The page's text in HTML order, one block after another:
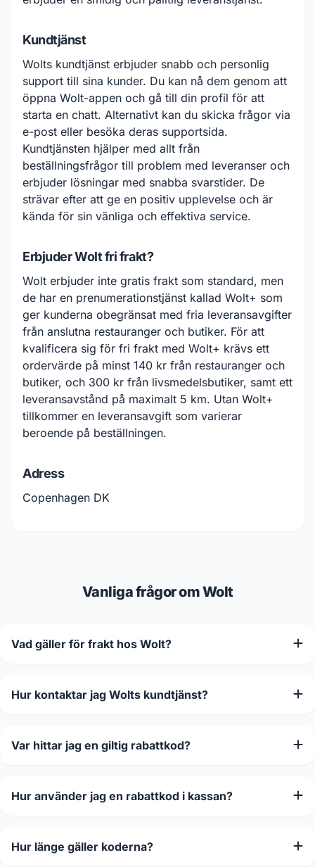
Kundtjänst
Wolts kundtjänst erbjuder snabb och personlig
support till sina kunder. Du kan nå dem genom att
öppna Wolt-appen och gå till din profil för att
starta en chatt. Alternativt kan du skicka frågor via
e-post eller besöka deras supportsida.
Kundtjänsten hjälper med allt från
beställningsfrågor till problem med leveranser och
erbjuder lösningar med snabba svarstider. De
strävar efter att ge en positiv upplevelse och är
kända för sin vänliga och effektiva service.
Erbjuder Wolt fri frakt?
Wolt erbjuder inte gratis frakt som standard, men
de har en prenumerationstjänst kallad Wolt+ som
ger kunderna obegränsat med fria leveransavgifter
från anslutna restauranger och butiker. För att
kvalificera sig för fri frakt med Wolt+ krävs ett
ordervärde på minst 140 kr från restauranger och
butiker, och 300 kr från livsmedelsbutiker, samt ett
leveransavstånd på maximalt 5 km. Utan Wolt+
tillkommer en leveransavgift som varierar
beroende på beställningen.
Adress
Copenhagen DK
Vanliga frågor om Wolt
Vad gäller för frakt hos Wolt?
Hur kontaktar jag Wolts kundtjänst?
Var hittar jag en giltig rabattkod?
Hur använder jag en rabattkod i kassan?
Hur länge gäller koderna?